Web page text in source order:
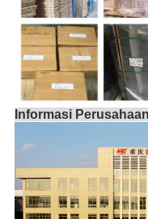
Informasi Perusahaan